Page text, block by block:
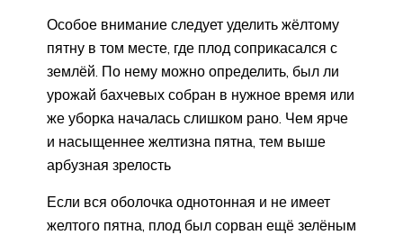
Особое внимание следует уделить жёлтому
пятну в том месте, где плод соприкасался с
землёй. По нему можно определить, был ли
урожай бахчевых собран в нужное время или
же уборка началась слишком рано. Чем ярче
и насыщеннее желтизна пятна, тем выше
арбузная зрелость
Если вся оболочка однотонная и не имеет
желтого пятна, плод был сорван ещё зелёным